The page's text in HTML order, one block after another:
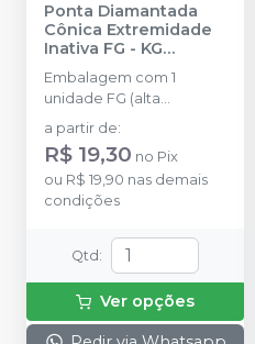
Ponta Diamantada
Cônica Extremidade
Inativa FG - KG
SORENSEN
Embalagem com 1
unidade FG (alta
rotação).
a partir de:
R$ 19,30 no Pix
ou R$ 19,90 nas demais
condições
Qtd :
Ver opções